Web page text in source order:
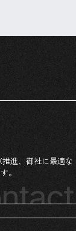
推進、 御社に最適な
。